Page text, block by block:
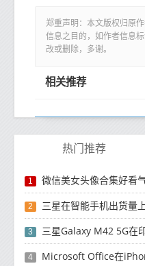
郑重声明：本文版权归原
信息之目的，如作者信息
改或删除，多谢。
相关推荐
热门推荐
1 微信美女头像合集好看气
2 三星在智能手机出货量
3 三星Galaxy M42 5G在
4 Microsoft Office在